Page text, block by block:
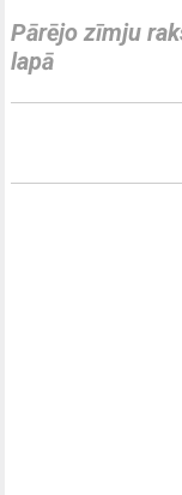
Pārējo zīmju
lapā